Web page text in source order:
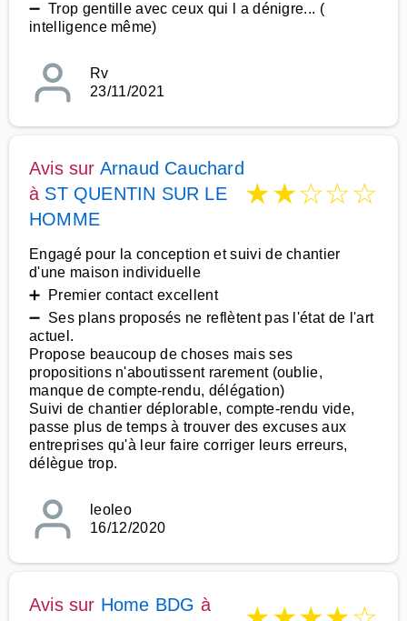
➖ Trop gentille avec ceux qui l a dénigre... (
intelligence même)
Rv
23/11/2021
Avis sur Arnaud Cauchard
à ST QUENTIN SUR LE
HOMME
★★☆☆☆
Engagé pour la conception et suivi de chantier
d'une maison individuelle
➕ Premier contact excellent
➖ Ses plans proposés ne reflètent pas l'état de l'art
actuel.
Propose beaucoup de choses mais ses
propositions n'aboutissent rarement (oublie,
manque de compte-rendu, délégation)
Suivi de chantier déplorable, compte-rendu vide,
passe plus de temps à trouver des excuses aux
entreprises qu'à leur faire corriger leurs erreurs,
délègue trop.
leoleo
16/12/2020
Avis sur Home BDG à